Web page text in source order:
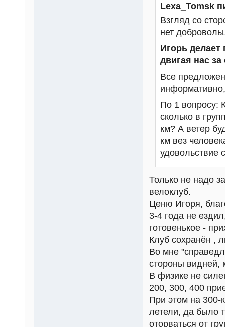
Lexa_Tomsk
Взгляд со
нет
Игорь делает
двигая нас
Все
По 1 вопросу:
сколько в
км? А ветер
км вез
удовольствие
Только не надо
велоклуб.
Ценю Игоря,
3-4 года не
готовенькое -
Клуб сохранён ,
Во мне
стороны видней,
В физике не
200, 300, 400
При этом на 300-
летели, да было
оторваться от